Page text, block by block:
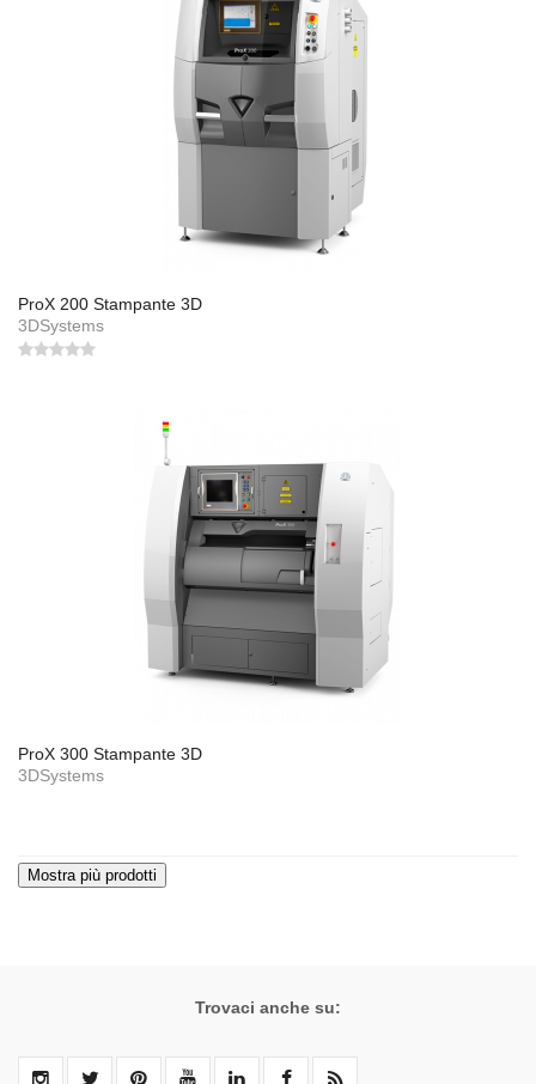
ProX 200 Stampante 3D
3DSystems
ProX 300 Stampante 3D
3DSystems
Trovaci anche su: